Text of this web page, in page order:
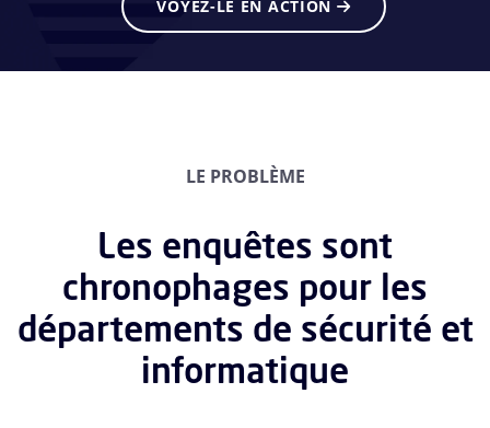
VOYEZ-LE EN ACTION
LE PROBLÈME
Les enquêtes sont
chronophages pour les
départements de sécurité et
informatique